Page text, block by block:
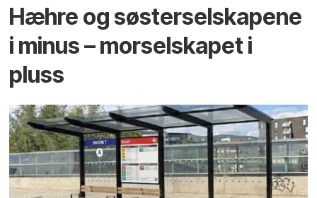
Hæhre og søster­selskapene
i minus – mor­selskapet i
pluss